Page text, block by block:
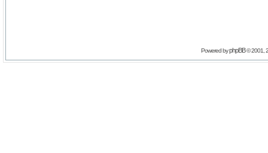
Powered byphpBB© 2001,